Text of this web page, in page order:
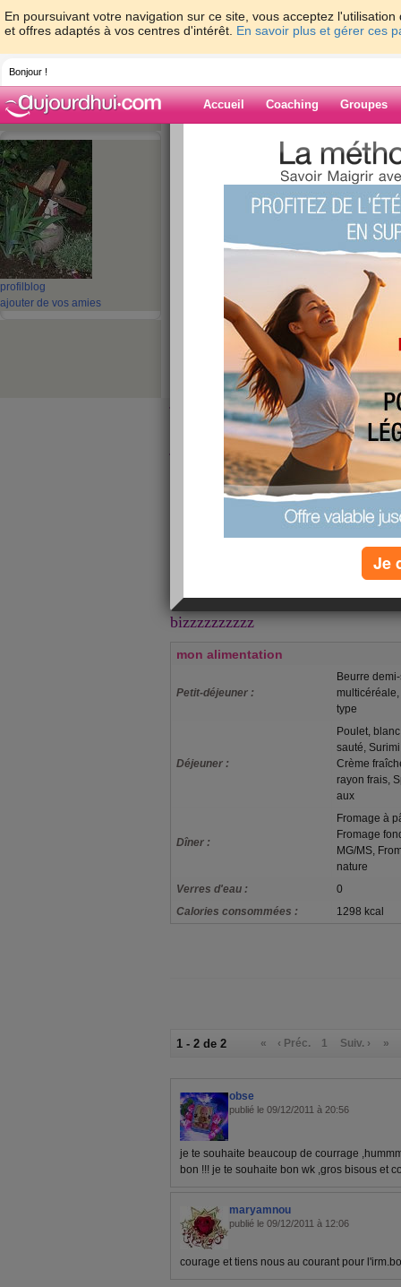
En poursuivant votre navigation sur ce site, vous acceptez
et offres adaptés à vos centres d'intérêt. En savoir plus et gérer ces
Bonjour !
Accueil Coaching Groupes
profil blog
ajouter de vos amies
> > Repas du
Blog de guel23
Repas du 09/12/11
Aujourd'hui, je dirais ce soir au
donc dîner très tôt à 17h30 pas
à gogo et fromage blanc
je profite donc à midi avec une
champignons à la crème tranquille
j'ai beaucoup de mal en ce
pincement aux lombaires et mon
les chaussures de sécurité - pour
plus après........
pas beaucoup de temps pour le
remercie toutes pour vos coms
bonne journée
bizzzzzzzzzz
mon alimentation
Petit-déjeuner :
Beurre
type
Déjeuner :
Poulet,
sauté,
Crème
rayon frais,
aux
Dîner :
Fromage à
Fromage
MG/MS,
nature
Verres d'eau :
0
Calories consommées :
1298 kcal
1 - 2 de 2 « ‹ Préc. 1 Suiv. › »
obse
publié le 09/12/2011 à 20:56
je te souhaite beaucoup de courrage
bon !!! je te souhaite bon wk ,gros bisous et
maryamnou
publié le 09/12/2011 à 12:06
courage et tiens nous au courant pour
Je